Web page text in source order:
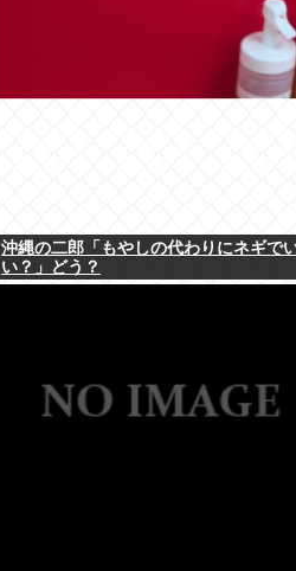
沖縄の二郎「もやしの代わりにネギで
い？」どう？